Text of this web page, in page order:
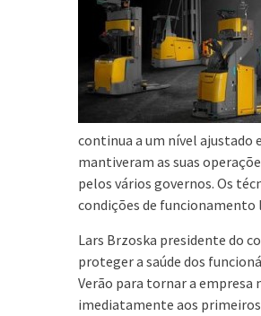
continua a um nível ajustado
mantiveram as suas
pelos vários governos. Os
condições de funcionamento
Lars Brzoska presidente do
proteger a saúde dos
Verão para tornar a
imediatamente aos primeiros